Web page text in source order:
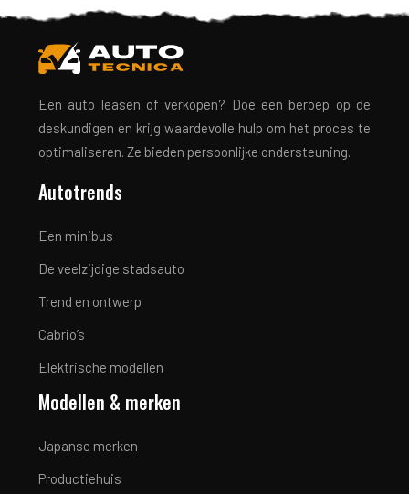
Een auto leasen of verkopen? Doe een beroep op de
deskundigen en krijg waardevolle hulp om het proces te
optimaliseren. Ze bieden persoonlijke ondersteuning.
Autotrends
Een minibus
De veelzijdige stadsauto
Trend en ontwerp
Cabrio’s
Elektrische modellen
Modellen & merken
Japanse merken
Productiehuis